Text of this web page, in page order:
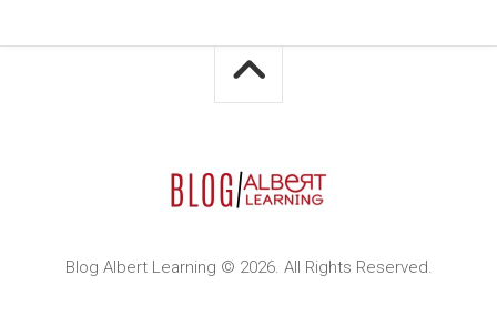
Blog Albert Learning © 2026. All Rights Reserved.